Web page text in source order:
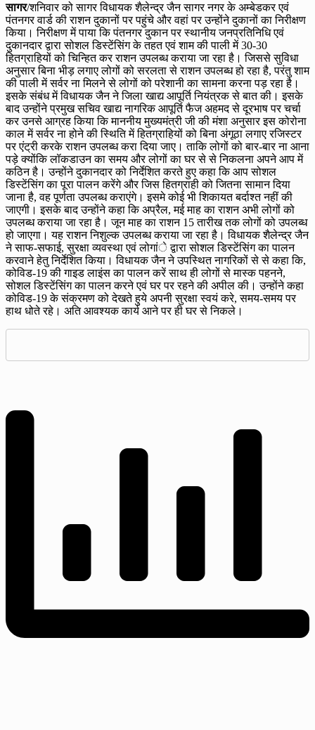
सागर/शनिवार को सागर विधायक शैलेन्द्र जैन सागर नगर के अम्बेडकर एवं
पंतनगर वार्ड की राशन दुकानों पर पहुंचे और वहां पर उन्होंने दुकानों का निरीक्षण
किया। निरीक्षण में पाया कि पंतनगर दुकान पर स्थानीय जनप्रतिनिधि एवं
दुकानदार द्वारा सोशल डिस्टेंसिंग के तहत एवं शाम की पाली में 30-30
हितग्राहियों को चिन्हित कर राशन उपलब्ध कराया जा रहा है। जिससे सुविधा
अनुसार बिना भीड़ लगाए लोगों को सरलता से राशन उपलब्ध हो रहा है, परंतु शाम
की पाली में सर्वर ना मिलने से लोगों को परेशानी का सामना करना पड़ रहा है।
इसके संबंध में विधायक जैन ने जिला खाद्य आपूर्ति नियंत्रक से बात की। इसके
बाद उन्होंने प्रमुख सचिव खाद्य नागरिक आपूर्ति फैज अहमद से दूरभाष पर चर्चा
कर उनसे आग्रह किया कि माननीय मुख्यमंत्री जी की मंशा अनुसार इस कोरोना
काल में सर्वर ना होने की स्थिति में हितग्राहियों को बिना अंगूठा लगाए रजिस्टर
पर एंट्री करके राशन उपलब्ध करा दिया जाए। ताकि लोगों को बार-बार ना आना
पड़े क्योंकि लॉकडाउन का समय और लोगों का घर से से निकलना अपने आप में
कठिन है। उन्होंने दुकानदार को निर्देशित करते हुए कहा कि आप सोशल
डिस्टेंसिंग का पूरा पालन करेंगे और जिस हितग्राही को जितना सामान दिया
जाना है, वह पूर्णता उपलब्ध कराएंगे। इसमे कोई भी शिकायत बर्दाश्त नहीं की
जाएगी। इसके बाद उन्होंने कहा कि अप्रैल, मई माह का राशन अभी लोगों को
उपलब्ध कराया जा रहा है। जून माह का राशन 15 तारीख तक लोगों को उपलब्ध
हो जाएगा। यह राशन निशुल्क उपलब्ध कराया जा रहा है। विधायक शैलेन्द्र जैन
ने साफ-सफाई, सुरक्षा व्यवस्था एवं लोगांे द्वारा सोशल डिस्टेंसिंग का पालन
करवाने हेतु निर्देशित किया। विधायक जैन ने उपस्थित नागरिकों से से कहा कि,
कोविड-19 की गाइड लाइंस का पालन करें साथ ही लोगों से मास्क पहनने,
सोशल डिस्टेंसिंग का पालन करने एवं घर पर रहने की अपील की। उन्होंने कहा
कोविड-19 के संक्रमण को देखते हुये अपनी सुरक्षा स्वयं करे, समय-समय पर
हाथ धोते रहे। अति आवश्यक कार्य आने पर ही घर से निकले।